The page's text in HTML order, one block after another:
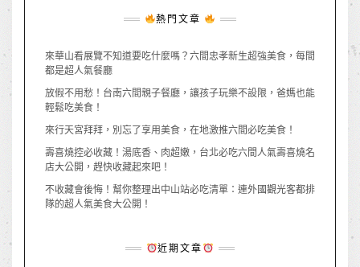
熱門文章
來華山看展覽不知道要吃什麼嗎？六間忠孝新生超強美食，每間
都是超人氣餐廳
放假不用愁！台南六間親子餐廳，讓孩子玩樂不設限，爸媽也能
輕鬆吃美食！
來行天宮拜拜，別忘了享用美食，在地激推六間必吃美食！
壽喜燒控必收藏！湯底香、肉超嫩，台北必吃六間人氣壽喜燒名
店大公開，趕快收藏起來吧！
不收藏會後悔！幫你整理出中山站必吃清單：連外國觀光客都排
隊的超人氣美食大公開！
近期文章